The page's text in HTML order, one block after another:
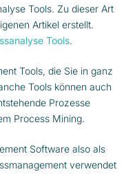
Tools. Zu dieser Art
Artikel erstellt.
Tools.
Tools, die Sie in ganz
Tools können auch
Prozesse
Process Mining.
Software also als
verwendet